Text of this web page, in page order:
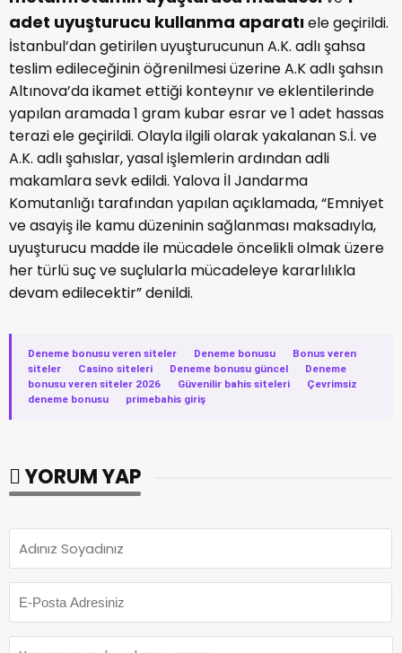
adet uyuşturucu kullanma aparatıele geçirildi.
İstanbul’dan getirilen uyuşturucunun A.K. adlı şahsa
teslim edileceğinin öğrenilmesi üzerine A.K adlı şahsın
Altınova’da ikamet ettiği konteynır ve eklentilerinde
yapılan aramada 1 gram kubar esrar ve 1 adet hassas
terazi ele geçirildi. Olayla ilgili olarak yakalanan S.İ. ve
A.K. adlı şahıslar, yasal işlemlerin ardından adli
makamlara sevk edildi. Yalova İl Jandarma
Komutanlığı tarafından yapılan açıklamada, “Emniyet
ve asayiş ile kamu düzeninin sağlanması maksadıyla,
uyuşturucu madde ile mücadele öncelikli olmak üzere
her türlü suç ve suçlularla mücadeleye kararlılıkla
devam edilecektir” denildi.
Deneme bonusu veren siteler · Deneme bonusu ·
Bonus veren
siteler
· Casino siteleri · Deneme bonusu güncel ·
Deneme
bonusu veren siteler 2026
· Güvenilir bahis siteleri ·
Çevrimsiz
deneme bonusu
· primebahis giriş
YORUM YAP